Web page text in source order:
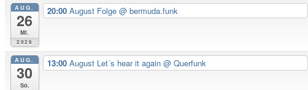
AUG.
26
Mi.
2026
20:00 August Folge @ bermuda.funk
AUG.
30
So.
13:00 August Let´s hear it again @ Querfunk